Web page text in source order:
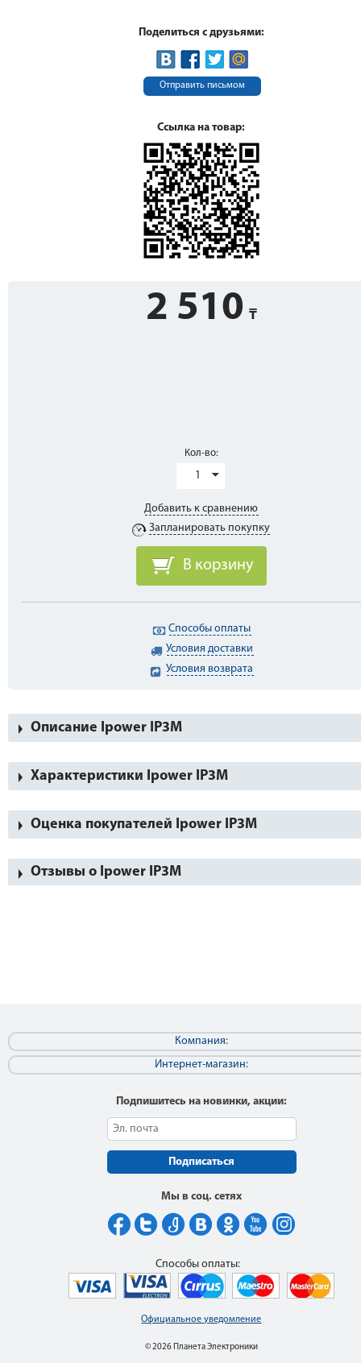
Поделиться с друзьями:
Отправить письмом
Ссылка на товар:
2 510
Кол-во:
1
Добавить к сравнению
Запланировать покупку
В корзину
Способы оплаты
Условия доставки
Условия возврата
Описание Ipower IP3M
Характеристики Ipower IP3M
Оценка покупателей Ipower IP3M
Отзывы о Ipower IP3M
Компания:
Интернет-магазин:
Подпишитесь на новинки, акции:
Подписаться
Мы в соц. сетях
Официальное уведомление
© 2026 Планета Электроники
Способы оплаты: